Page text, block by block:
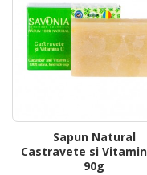
Sapun Natural
Castravete si
90g